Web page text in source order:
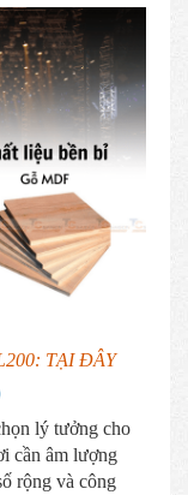
TẠI ĐÂY
lý tưởng cho
cần âm lượng
rộng và công